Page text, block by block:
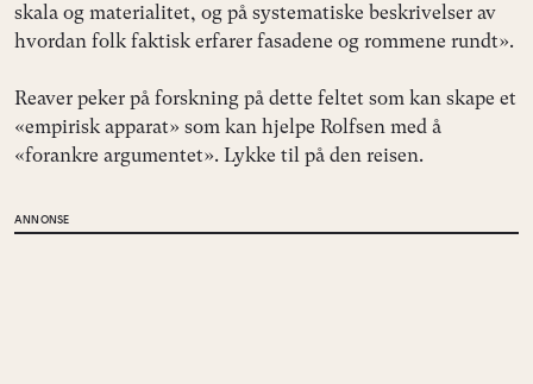
skala og materialitet, og på systematiske beskrivelser av
hvordan folk faktisk erfarer fasadene og rommene rundt».
Reaver peker på forskning på dette feltet som kan skape et
«empirisk apparat» som kan hjelpe Rolfsen med å
«forankre argumentet». Lykke til på den reisen.
ANNONSE